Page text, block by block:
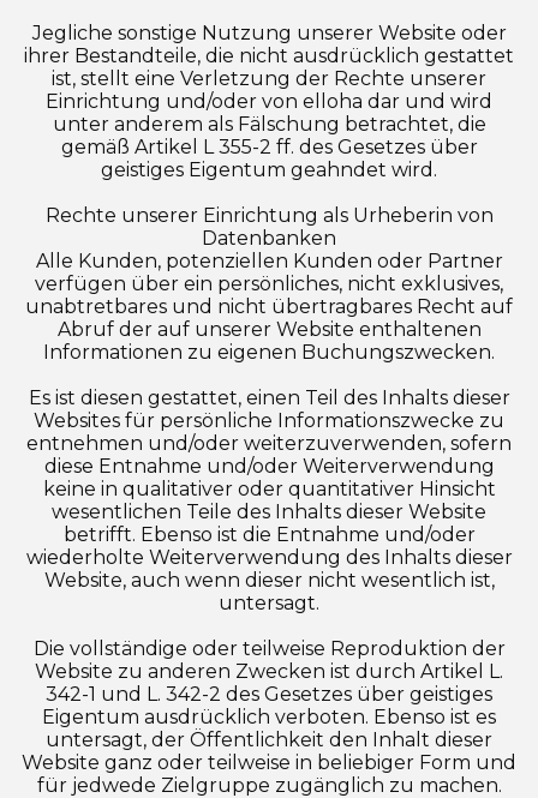
Jegliche sonstige Nutzung unserer Website oder
ihrer Bestandteile, die nicht ausdrücklich gestattet
ist, stellt eine Verletzung der Rechte unserer
Einrichtung und/oder von elloha dar und wird
unter anderem als Fälschung betrachtet, die
gemäß Artikel L 355-2 ff. des Gesetzes über
geistiges Eigentum geahndet wird.
Rechte unserer Einrichtung als Urheberin von
Datenbanken
Alle Kunden, potenziellen Kunden oder Partner
verfügen über ein persönliches, nicht exklusives,
unabtretbares und nicht übertragbares Recht auf
Abruf der auf unserer Website enthaltenen
Informationen zu eigenen Buchungszwecken.
Es ist diesen gestattet, einen Teil des Inhalts dieser
Websites für persönliche Informationszwecke zu
entnehmen und/oder weiterzuverwenden, sofern
diese Entnahme und/oder Weiterverwendung
keine in qualitativer oder quantitativer Hinsicht
wesentlichen Teile des Inhalts dieser Website
betrifft. Ebenso ist die Entnahme und/oder
wiederholte Weiterverwendung des Inhalts dieser
Website, auch wenn dieser nicht wesentlich ist,
untersagt.
Die vollständige oder teilweise Reproduktion der
Website zu anderen Zwecken ist durch Artikel L.
342-1 und L. 342-2 des Gesetzes über geistiges
Eigentum ausdrücklich verboten. Ebenso ist es
untersagt, der Öffentlichkeit den Inhalt dieser
Website ganz oder teilweise in beliebiger Form und
für jedwede Zielgruppe zugänglich zu machen.